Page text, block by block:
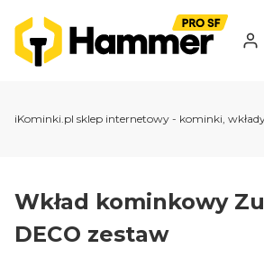
iKominki.pl sklep internetowy - kominki,
Wkład kominkowy
DECO zestaw